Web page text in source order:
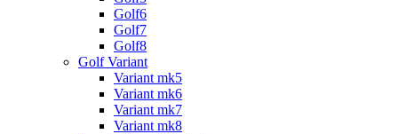
Golf6
Golf7
Golf8
Golf Variant
Variant mk5
Variant mk6
Variant mk7
Variant mk8